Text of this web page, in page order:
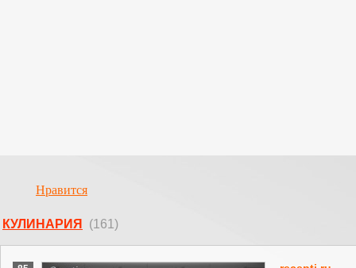
Нравится
КУЛИНАРИЯ (161)